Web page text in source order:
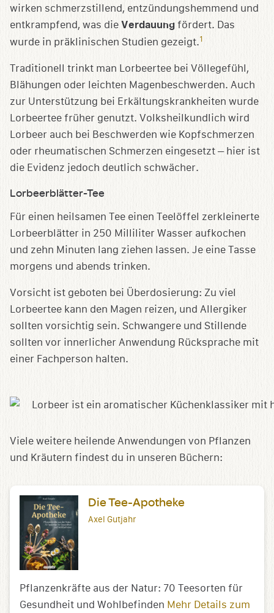
wirken schmerzstillend, entzündungshemmend und
entkrampfend, was die Verdauung fördert. Das
wurde in präklinischen Studien gezeigt.1
Traditionell trinkt man Lorbeertee bei Völlegefühl,
Blähungen oder leichten Magenbeschwerden. Auch
zur Unterstützung bei Erkältungskrankheiten wurde
Lorbeertee früher genutzt. Volksheilkundlich wird
Lorbeer auch bei Beschwerden wie Kopfschmerzen
oder rheumatischen Schmerzen eingesetzt – hier ist
die Evidenz jedoch deutlich schwächer.
Lorbeerblätter-Tee
Für einen heilsamen Tee einen Teelöffel zerkleinerte
Lorbeerblätter in 250 Milliliter Wasser aufkochen
und zehn Minuten lang ziehen lassen. Je eine Tasse
morgens und abends trinken.
Vorsicht ist geboten bei Überdosierung: Zu viel
Lorbeertee kann den Magen reizen, und Allergiker
sollten vorsichtig sein. Schwangere und Stillende
sollten vor innerlicher Anwendung Rücksprache mit
einer Fachperson halten.
Viele weitere heilende Anwendungen von Pflanzen
und Kräutern findest du in unseren Büchern:
Die Tee-Apotheke
Axel Gutjahr
Pflanzenkräfte aus der Natur: 70 Teesorten für
Gesundheit und Wohlbefinden Mehr Details zum